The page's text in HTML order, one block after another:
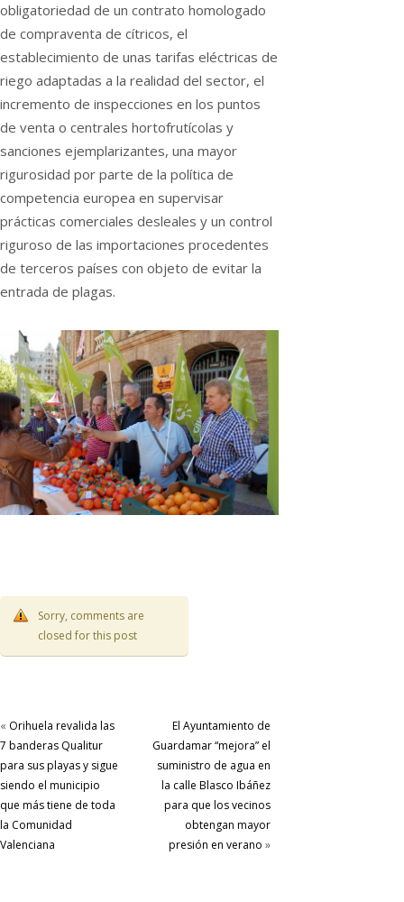
obligatoriedad de un contrato homologado
de compraventa de cítricos, el
establecimiento de unas tarifas eléctricas de
riego adaptadas a la realidad del sector, el
incremento de inspecciones en los puntos
de venta o centrales hortofrutícolas y
sanciones ejemplarizantes, una mayor
rigurosidad por parte de la política de
competencia europea en supervisar
prácticas comerciales desleales y un control
riguroso de las importaciones procedentes
de terceros países con objeto de evitar la
entrada de plagas.
Sorry, comments are
closed for this post
« Orihuela revalida las
7 banderas Qualitur
para sus playas y sigue
siendo el municipio
que más tiene de toda
la Comunidad
Valenciana
El Ayuntamiento de
Guardamar “mejora” el
suministro de agua en
la calle Blasco Ibáñez
para que los vecinos
obtengan mayor
presión en verano »